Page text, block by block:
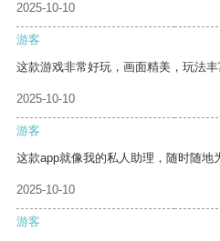
2025-10-10
游客
这款游戏非常好玩，画面精美，玩法丰
2025-10-10
游客
这款app就像我的私人助理，随时随地
2025-10-10
游客